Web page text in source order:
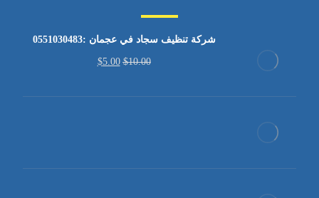
شركة تنظيف سجاد في عجمان :0551030483
$10.00
$5.00